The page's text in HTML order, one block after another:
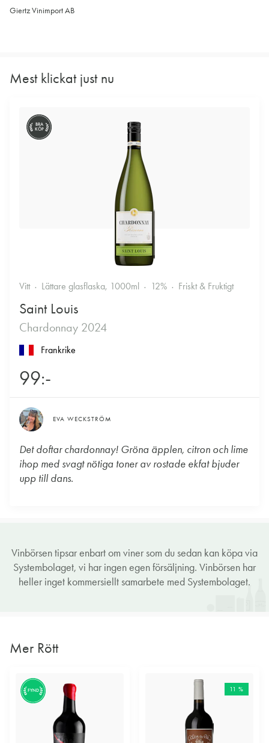
Giertz Vinimport AB
Mest klickat just nu
BRA
KÖP
Vitt Lättare glasflaska, 1000ml 12% Friskt & Fruktigt
Saint Louis
Chardonnay 2024
Frankrike
99:-
EVA WECKSTRÖM
Det doftar chardonnay! Gröna äpplen, citron och lime
ihop med svagt nötiga toner av rostade ekfat bjuder
upp till dans.
Vinbörsen tipsar enbart om viner som du sedan kan köpa via
Systembolaget, vi har ingen egen försäljning. Vinbörsen har
heller inget kommersiellt samarbete med Systembolaget.
Mer Rött
FYND 11 %